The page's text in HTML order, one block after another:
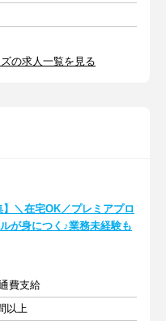
の求人一覧を見る
】＼在宅OK／プレミアプロ
が身につく♪業務未経験も
費支給
以上